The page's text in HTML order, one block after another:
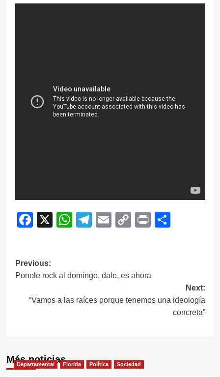
Facebook
X WhatsApp
Telegram
EmailCopy
Print
Navegación
de
entradas
Previous:
Ponele rock al domingo, dale, es ahora
Next:
“Vamos a las raíces porque tenemos una ideología
concreta”
Más noticias
Departamental Florida Política Sociedad